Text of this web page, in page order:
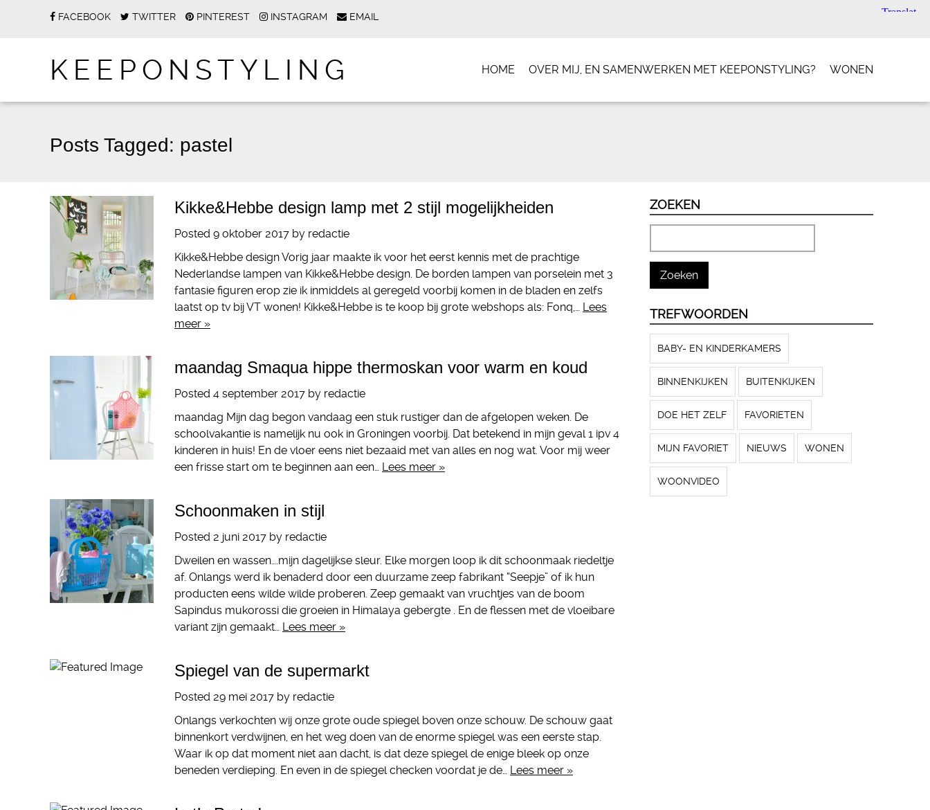
FACEBOOK TWITTER PINTEREST INSTAGRAM EMAIL
KEEPONSTYLING HOME OVER MIJ, EN SAMENWERKEN MET KEEPONSTYLING? WONEN
Posts Tagged: pastel
Kikke&Hebbe design lamp met 2 stijl mogelijkheiden
Posted 9 oktober 2017 by redactie
Kikke&Hebbe design Vorig jaar maakte ik voor het eerst kennis met de prachtige
Nederlandse lampen van Kikke&Hebbe design. De borden lampen van porselein met 3
fantasie figuren erop zie ik inmiddels al geregeld voorbij komen in de bladen en zelfs
laatst op tv bij VT wonen! Kikke&Hebbe is te koop bij grote webshops als: Fonq,… Lees
meer »
maandag Smaqua hippe thermoskan voor warm en koud
Posted 4 september 2017 by redactie
maandag Mijn dag begon vandaag een stuk rustiger dan de afgelopen weken. De
schoolvakantie is namelijk nu ook in Groningen voorbij. Dat betekend in mijn geval 1 ipv 4
kinderen in huis! En de vloer eens niet bezaaid met van alles en nog wat. Voor mij weer
een frisse start om te beginnen aan een… Lees meer »
Schoonmaken in stijl
Posted 2 juni 2017 by redactie
Dweilen en wassen….mijn dagelijkse sleur. Elke morgen loop ik dit schoonmaak riedeltje
af. Onlangs werd ik benaderd door een duurzame zeep fabrikant “Seepje” of ik hun
producten eens wilde wilde proberen. Zeep gemaakt van vruchtjes van de boom
Sapindus mukorossi die groeien in Himalaya gebergte . En de flessen met de vloeibare
variant zijn gemaakt… Lees meer »
Spiegel van de supermarkt
Posted 29 mei 2017 by redactie
Onlangs verkochten wij onze grote oude spiegel boven onze schouw. De schouw gaat
binnenkort verdwijnen, en het weg doen van de enorme spiegel was een eerste stap.
Waar ik op dat moment niet aan dacht, is dat deze spiegel de enige bleek op onze
beneden verdieping. En even in de spiegel checken voordat je de… Lees meer »
ZOEKEN
TREFWOORDEN
BABY- EN KINDERKAMERS
BINNENKIJKEN BUITENKIJKEN
DOE HET ZELF FAVORIETEN
MIJN FAVORIET NIEUWS WONEN
WOONVIDEO